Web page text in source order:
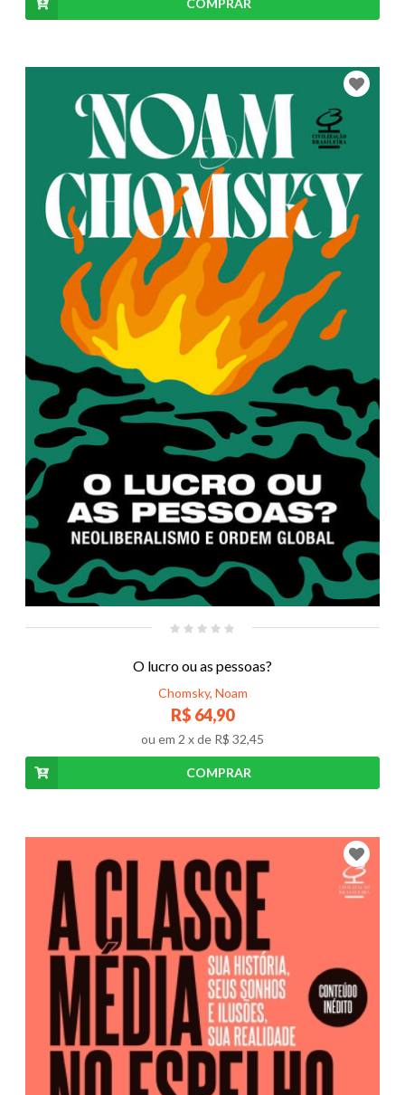
O lucro ou as pessoas?
Chomsky, Noam
R$ 64,90
ou em 2 x de R$ 32,45
COMPRAR